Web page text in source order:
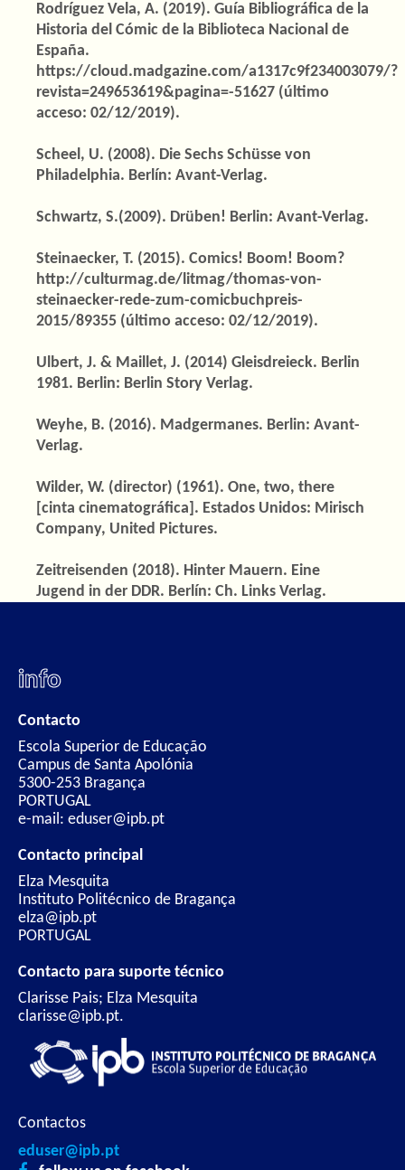
Rodríguez Vela, A. (2019). Guía Bibliográfica de la
Historia del Cómic de la Biblioteca Nacional de
España.
https://cloud.madgazine.com/a1317c9f234003079/?
revista=249653619&pagina=-51627 (último
acceso: 02/12/2019).
Scheel, U. (2008). Die Sechs Schüsse von
Philadelphia. Berlín: Avant-Verlag.
Schwartz, S.(2009). Drüben! Berlin: Avant-Verlag.
Steinaecker, T. (2015). Comics! Boom! Boom?
http://culturmag.de/litmag/thomas-von-
steinaecker-rede-zum-comicbuchpreis-
2015/89355 (último acceso: 02/12/2019).
Ulbert, J. & Maillet, J. (2014) Gleisdreieck. Berlin
1981. Berlin: Berlin Story Verlag.
Weyhe, B. (2016). Madgermanes. Berlin: Avant-
Verlag.
Wilder, W. (director) (1961). One, two, there
[cinta cinematográfica]. Estados Unidos: Mirisch
Company, United Pictures.
Zeitreisenden (2018). Hinter Mauern. Eine
Jugend in der DDR. Berlín: Ch. Links Verlag.
info
Contacto
Escola Superior de Educação
Campus de Santa Apolónia
5300-253 Bragança
PORTUGAL
e-mail: eduser@ipb.pt
Contacto principal
Elza Mesquita
Instituto Politécnico de Bragança
elza@ipb.pt
PORTUGAL
Contacto para suporte técnico
Clarisse Pais; Elza Mesquita
clarisse@ipb.pt.
Contactos
eduser@ipb.pt